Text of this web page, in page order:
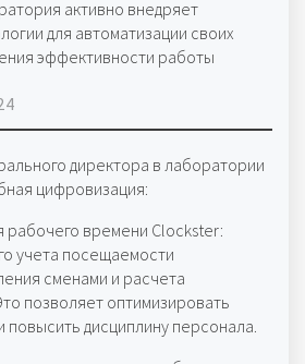
активно внедряет
для автоматизации своих
эффективности работы
директора в лаборатории
цифровизация:
времени Clockster:
учета посещаемости
сменами и расчета
позволяет оптимизировать
дисциплину персонала.